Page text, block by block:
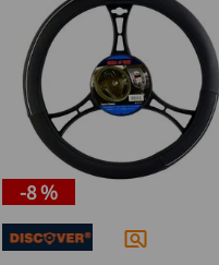
-8 %